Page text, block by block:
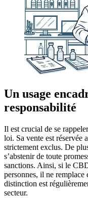
Un usage
responsabilité
Il est crucial de se
loi. Sa vente est réservée
strictement exclus. De
s’abstenir de toute
sanctions. Ainsi, si le
personnes, il ne remplace
distinction est
secteur.